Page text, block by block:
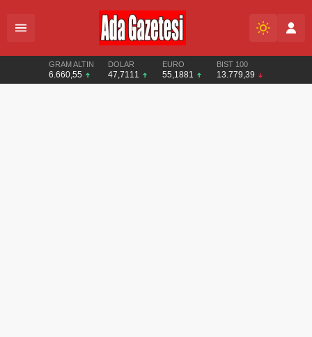
GRAM ALTIN
6.660,55
DOLAR
47,7111
EURO
55,1881
BIST 100
13.779,39